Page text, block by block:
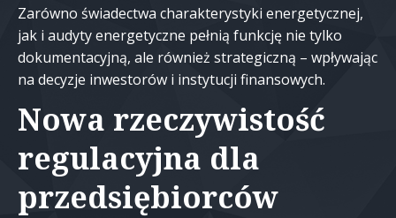
Zarówno świadectwa charakterystyki energetycznej,
jak i audyty energetyczne pełnią funkcję nie tylko
dokumentacyjną, ale również strategiczną – wpływając
na decyzje inwestorów i instytucji finansowych.
Nowa rzeczywistość
regulacyjna dla
przedsiębiorców